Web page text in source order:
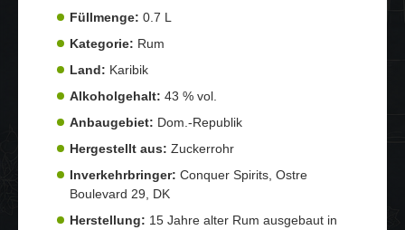
Füllmenge: 0.7 L
Kategorie: Rum
Land: Karibik
Alkoholgehalt: 43 % vol.
Anbaugebiet: Dom.-Republik
Hergestellt aus: Zuckerrohr
Inverkehrbringer: Conquer Spirits, Ostre
Boulevard 29, DK
Herstellung: 15 Jahre alter Rum ausgebaut in